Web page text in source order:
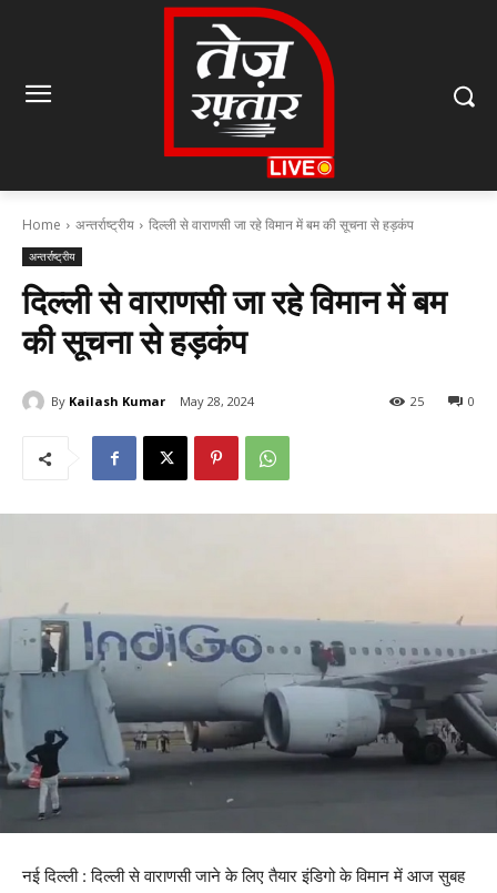
Home अन्तर्राष्ट्रीय दिल्ली से वाराणसी जा रहे विमान में बम की सूचना से हड़कंप
अन्तर्राष्ट्रीय
दिल्ली से वाराणसी जा रहे विमान में बम
की सूचना से हड़कंप
By Kailash Kumar May 28, 2024 0
25
नई दिल्ली : दिल्ली से वाराणसी जाने के लिए तैयार इंडिगो के विमान में आज सुबह